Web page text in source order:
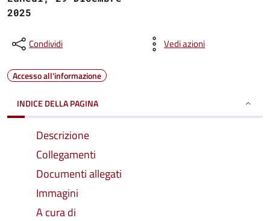
2025
Condividi Vedi azioni
Accesso all'informazione
INDICE DELLA PAGINA
Descrizione
Collegamenti
Documenti allegati
Immagini
A cura di